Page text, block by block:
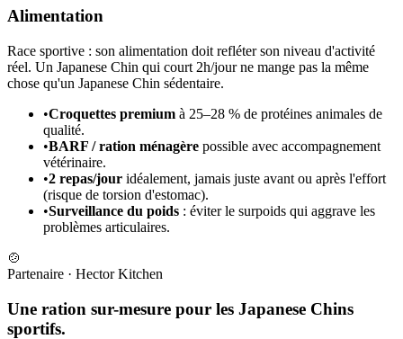
Alimentation
Race sportive : son alimentation doit refléter son niveau d'activité
réel. Un Japanese Chin qui court 2h/jour ne mange pas la même
chose qu'un Japanese Chin sédentaire.
•Croquettes premium à 25–28 % de protéines animales de
qualité.
•BARF / ration ménagère possible avec accompagnement
vétérinaire.
•2 repas/jour idéalement, jamais juste avant ou après l'effort
(risque de torsion d'estomac).
•Surveillance du poids : éviter le surpoids qui aggrave les
problèmes articulaires.
🍲
Partenaire · Hector Kitchen
Une ration sur-mesure pour les Japanese Chins
sportifs.